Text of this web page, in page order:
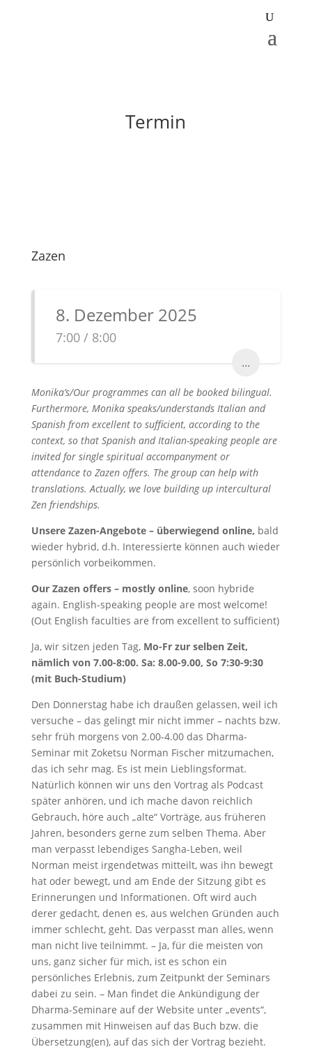
Termin
Zazen
8. Dezember 2025
7:00 / 8:00
...
Monika’s/Our programmes can all be booked bilingual.
Furthermore, Monika speaks/understands Italian and
Spanish from excellent to sufficient, according to the
context, so that Spanish and Italian-speaking people are
invited for single spiritual accompanyment or
attendance to Zazen offers. The group can help with
translations. Actually, we love building up intercultural
Zen friendships.
Unsere Zazen-Angebote – überwiegend online, bald
wieder hybrid, d.h. Interessierte können auch wieder
persönlich vorbeikommen.
Our Zazen offers – mostly online, soon hybride
again. English-speaking people are most welcome!
(Out English faculties are from excellent to sufficient)
Ja, wir sitzen jeden Tag, Mo-Fr zur selben Zeit,
nämlich von 7.00-8:00. Sa: 8.00-9.00, So 7:30-9:30
(mit Buch-Studium)
Den Donnerstag habe ich draußen gelassen, weil ich
versuche – das gelingt mir nicht immer – nachts bzw.
sehr früh morgens von 2.00-4.00 das Dharma-
Seminar mit Zoketsu Norman Fischer mitzumachen,
das ich sehr mag. Es ist mein Lieblingsformat.
Natürlich können wir uns den Vortrag als Podcast
später anhören, und ich mache davon reichlich
Gebrauch, höre auch „alte“ Vorträge, aus früheren
Jahren, besonders gerne zum selben Thema. Aber
man verpasst lebendiges Sangha-Leben, weil
Norman meist irgendetwas mitteilt, was ihn bewegt
hat oder bewegt, und am Ende der Sitzung gibt es
Erinnerungen und Informationen. Oft wird auch
derer gedacht, denen es, aus welchen Gründen auch
immer schlecht, geht. Das verpasst man alles, wenn
man nicht live teilnimmt. – Ja, für die meisten von
uns, ganz sicher für mich, ist es schon ein
persönliches Erlebnis, zum Zeitpunkt der Seminars
dabei zu sein. – Man findet die Ankündigung der
Dharma-Seminare auf der Website unter „events“,
zusammen mit Hinweisen auf das Buch bzw. die
Übersetzung(en), auf das sich der Vortrag bezieht.